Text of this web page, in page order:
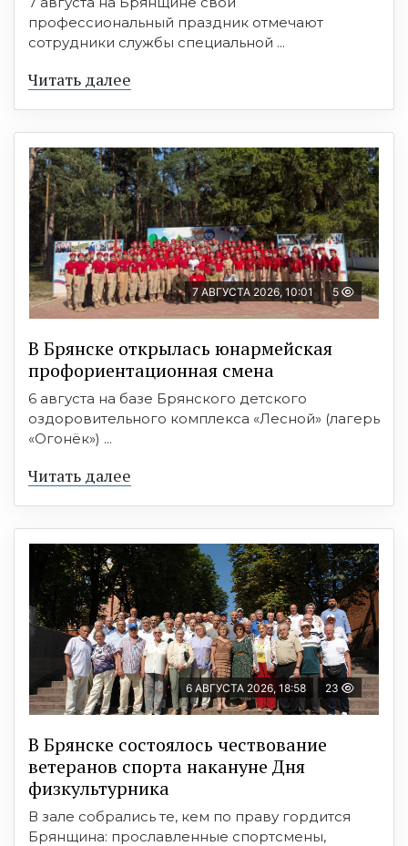
профессиональный праздник отмечают
сотрудники службы специальной ...
Читать далее
7 АВГУСТА 2026, 10:01 5
В Брянске открылась юнармейская
профориентационная смена
6 августа на базе Брянского детского
оздоровительного комплекса «Лесной» (лагерь
«Огонёк») ...
Читать далее
6 АВГУСТА 2026, 18:58 23
В Брянске состоялось чествование
ветеранов спорта накануне Дня
физкультурника
В зале собрались те, кем по праву гордится
Брянщина: прославленные спортсмены,